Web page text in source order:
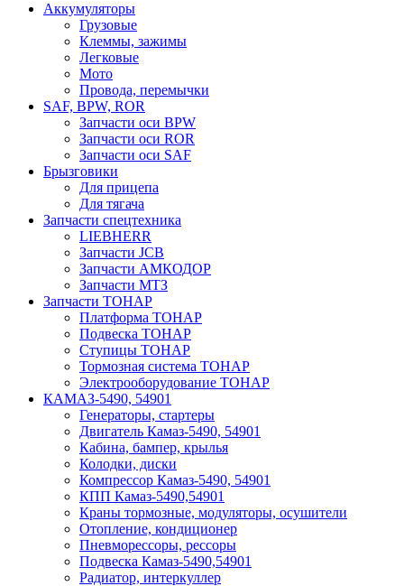
Аккумуляторы
Грузовые
Клеммы, зажимы
Легковые
Мото
Провода, перемычки
SAF, BPW, ROR
Запчасти оси BPW
Запчасти оси ROR
Запчасти оси SAF
Брызговики
Для прицепа
Для тягача
Запчасти спецтехника
LIEBHERR
Запчасти JCB
Запчасти АМКОДОР
Запчасти МТЗ
Запчасти ТОНАР
Платформа ТОНАР
Подвеска ТОНАР
Ступицы ТОНАР
Тормозная система ТОНАР
Электрооборудование ТОНАР
КАМАЗ-5490, 54901
Генераторы, стартеры
Двигатель Камаз-5490, 54901
Кабина, бампер, крылья
Колодки, диски
Компрессор Камаз-5490, 54901
КПП Камаз-5490,54901
Краны тормозные, модуляторы, осушители
Отопление, кондиционер
Пневморессоры, рессоры
Подвеска Камаз-5490,54901
Радиатор, интеркуллер